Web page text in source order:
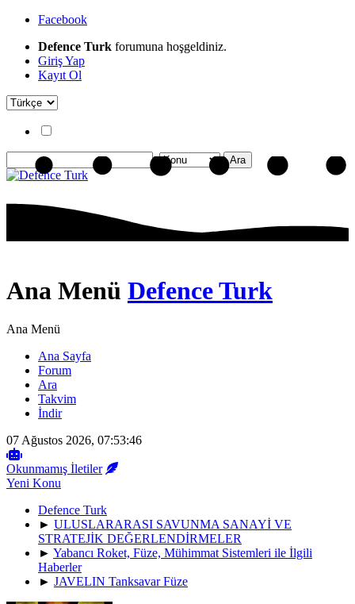
Facebook
Defence Turk forumuna hoşgeldiniz.
Giriş Yap
Kayıt Ol
Ana Menü Defence Turk
Ana Menü
Ana Sayfa
Forum
Ara
Takvim
İndir
07 Ağustos 2026, 07:53:46
Okunmamış İletiler
Yeni Konu
Defence Turk
► ULUSLARARASI SAVUNMA SANAYİ VE
STRATEJİK DEĞERLENDİRMELER
► Yabancı Roket, Füze, Mühimmat Sistemleri ile İlgili
Haberler
► JAVELIN Tanksavar Füze